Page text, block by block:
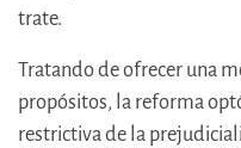
trate.
Tratando de ofrecer una
propósitos, la reforma
restrictiva de la